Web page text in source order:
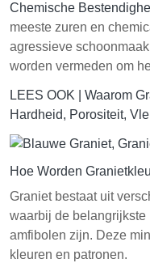
Chemische
meeste zuren en
agressieve
worden vermeden om
LEES OOK | Waarom
Hardheid, Porositeit,
Hoe Worden
Graniet bestaat uit
waarbij de belangrijkste
amfibolen zijn. Deze
kleuren en patronen.